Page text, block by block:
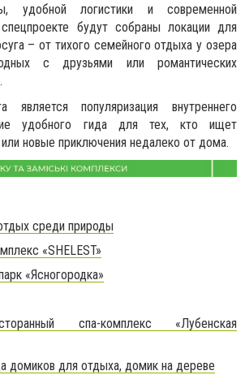
удобной логистики и современной
будут собраны локации для
– от тихого семейного отдыха у озера
с друзьями или романтических
является популяризация внутреннего
удобного гида для тех, кто ищет
новые приключения недалеко от дома.
среди природы
«SHELEST»
«Ясногородка»
спа-комплекс «Лубенская
домиков для отдыха, домик на дереве